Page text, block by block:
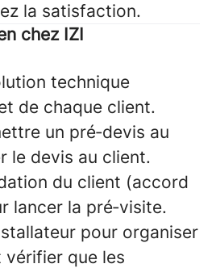
la satisfaction.
chez IZI
technique
de chaque client.
un pré‑devis au
le devis au client.
du client (accord
lancer la pré‑visite.
pour organiser
vérifier que les